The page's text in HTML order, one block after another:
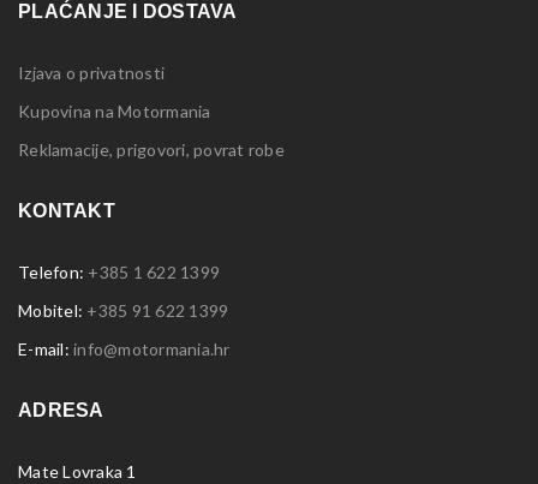
PLAĆANJE I DOSTAVA
Izjava o privatnosti
Kupovina na Motormania
Reklamacije, prigovori, povrat robe
KONTAKT
Telefon: +385 1 622 1399
Mobitel: +385 91 622 1399
E-mail: info@motormania.hr
ADRESA
Mate Lovraka 1